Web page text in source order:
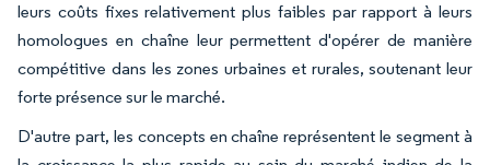
leurs coûts fixes relativement plus faibles par rapport à leurs
homologues en chaîne leur permettent d'opérer de manière
compétitive dans les zones urbaines et rurales, soutenant leur
forte présence sur le marché.
D'autre part, les concepts en chaîne représentent le segment à